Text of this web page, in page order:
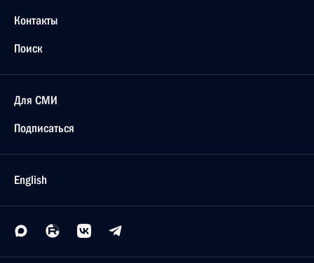
Контакты
Поиск
Для СМИ
Подписаться
English